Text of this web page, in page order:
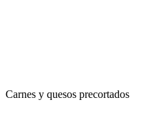
Carnes y quesos precortados